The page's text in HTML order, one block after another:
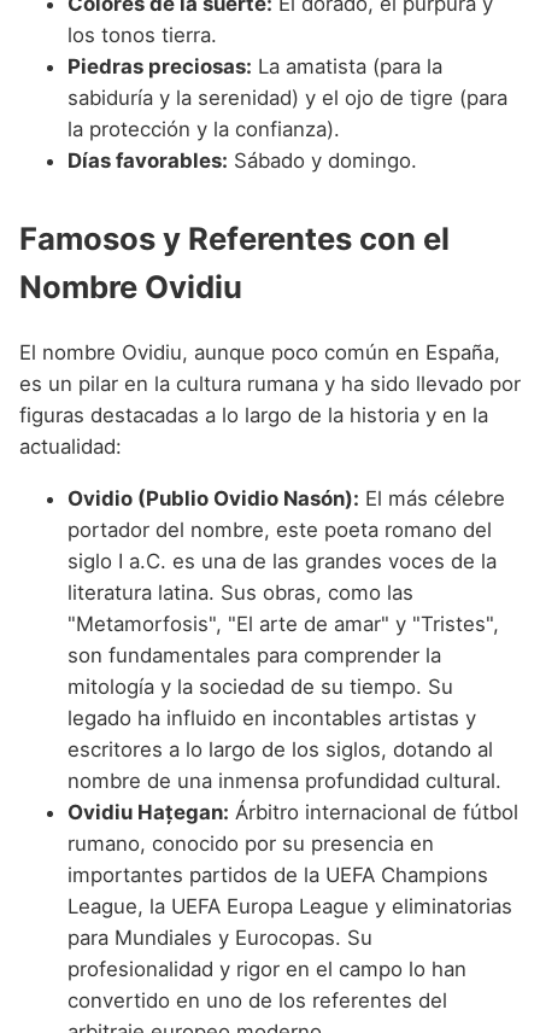
los tonos tierra.
Piedras preciosas: La amatista (para la
sabiduría y la serenidad) y el ojo de tigre (para
la protección y la confianza).
Días favorables: Sábado y domingo.
Famosos y Referentes con el
Nombre Ovidiu
El nombre Ovidiu, aunque poco común en España,
es un pilar en la cultura rumana y ha sido llevado por
figuras destacadas a lo largo de la historia y en la
actualidad:
Ovidio (Publio Ovidio Nasón): El más célebre
portador del nombre, este poeta romano del
siglo I a.C. es una de las grandes voces de la
literatura latina. Sus obras, como las
"Metamorfosis", "El arte de amar" y "Tristes",
son fundamentales para comprender la
mitología y la sociedad de su tiempo. Su
legado ha influido en incontables artistas y
escritores a lo largo de los siglos, dotando al
nombre de una inmensa profundidad cultural.
Ovidiu Hațegan: Árbitro internacional de fútbol
rumano, conocido por su presencia en
importantes partidos de la UEFA Champions
League, la UEFA Europa League y eliminatorias
para Mundiales y Eurocopas. Su
profesionalidad y rigor en el campo lo han
convertido en uno de los referentes del